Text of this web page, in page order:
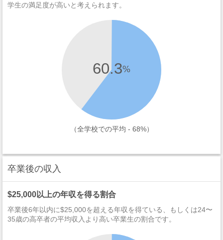
学生の満足度が高いと考えられます。
60.3%
（全学校での平均 - 68%）
卒業後の収入
$25,000以上の年収を得る割合
卒業後6年以内に$25,000を超える年収を得ている、もしくは24〜
35歳の高卒者の平均収入より高い卒業生の割合です。